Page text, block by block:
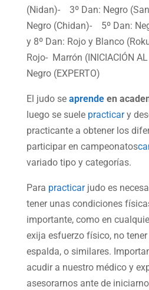
(Nidan)- 3º Dan: Negro
Negro (Chidan)- 5º Dan:
y 8º Dan: Rojo y Blanco
Rojo- Marrón (INICIACIÓN
Negro (EXPERTO)
El judo seaprendeen
luego se suele practicary
practicante a obtener los
participar en campeonatos
variado tipo y categorías.
Para practicarjudo es
tener unas condiciones
importante, como en
exija esfuerzo físico, no
espalda, o similares.
acudir a nuestro médico y
asesorarnos ante de